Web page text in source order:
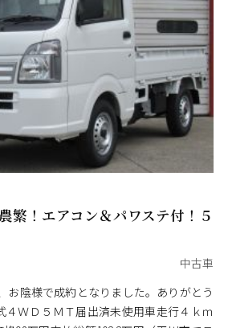
繁！エアコン＆パワステ付！５
中古車
お陰様で成約となりました。ありがとう
４ＷＤ５ＭＴ届出済未使用車走行４ｋｍ